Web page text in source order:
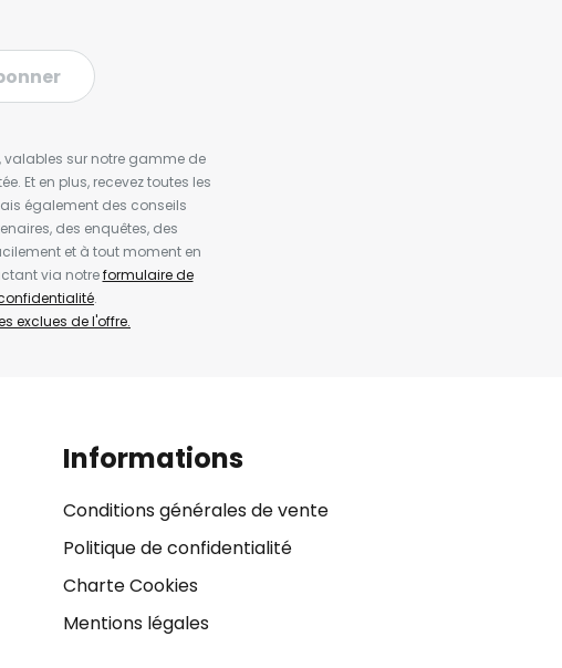
valables sur notre gamme de
Et en plus, recevez toutes les
également des conseils
des enquêtes, des
et à tout moment en
via notreformulaire de
.
exclues de l'offre.
Informations
Conditions générales de vente
Politique de confidentialité
Charte Cookies
Mentions légales